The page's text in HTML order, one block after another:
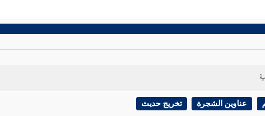
عناوين الشجرة تخريج حديث